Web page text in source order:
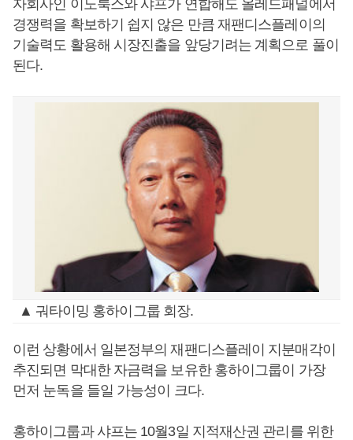
자회사인 이노룩스와 샤프가 연합해도 올레드패널에서
경쟁력을 확보하기 쉽지 않은 만큼 재팬디스플레이의
기술력도 활용해 시장진출을 앞당기려는 계획으로 풀이
된다.
▲ 궈타이밍 홍하이그룹 회장.
이런 상황에서 일본정부의 재팬디스플레이 지분매각이
추진되면 막대한 자금력을 보유한 홍하이그룹이 가장
먼저 눈독을 들일 가능성이 크다.
홍하이그룹과 샤프는 10월3일 지적재산권 관리를 위한